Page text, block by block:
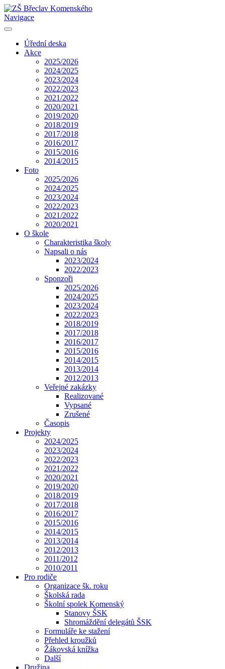
Navigace
Úřední deska
Akce
2025/2026
2024/2025
2023/2024
2022/2023
2021/2022
2020/2021
2019/2020
2018/2019
2017/2018
2016/2017
2015/2016
2014/2015
Foto
2025/2026
2024/2025
2023/2024
2022/2023
2021/2022
2020/2021
O škole
Charakteristika školy
Napsali o nás
2023/2024
2022/2023
Sponzoři
2025/2026
2024/2025
2023/2024
2022/2023
2018/2019
2017/2018
2016/2017
2015/2016
2014/2015
2013/2014
2012/2013
Veřejné zakázky
Realizované
Vypsané
Zrušené
Časopis
Projekty
2024/2025
2023/2024
2022/2023
2021/2022
2020/2021
2019/2020
2018/2019
2017/2018
2016/2017
2015/2016
2014/2015
2013/2014
2012/2013
2011/2012
2010/2011
Pro rodiče
Organizace šk. roku
Školská rada
Školní spolek Komenský
Stanovy ŠSK
Shromáždění delegátů ŠSK
Formuláře ke stažení
Přehled kroužků
Žákovská knížka
Další
Družina